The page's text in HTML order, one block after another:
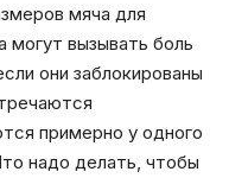
мяча для
могут вызывать боль
они заблокированы
примерно у одного
надо делать, чтобы